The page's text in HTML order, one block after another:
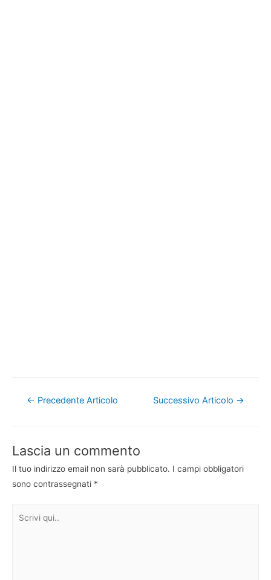
Navigazione
← Precedente Articolo Successivo Articolo →
Lascia un commento
Il tuo indirizzo email non sarà pubblicato. I campi obbligatori
sono contrassegnati *